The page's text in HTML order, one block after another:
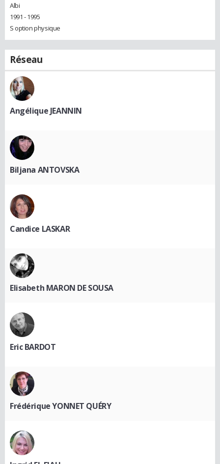
Albi
1991 - 1995
S option physique
Réseau
Angélique JEANNIN
Biljana ANTOVSKA
Candice LASKAR
Elisabeth MARON DE SOUSA
Eric BARDOT
Frédérique YONNET QUÉRY